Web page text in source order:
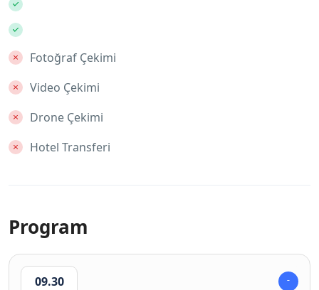
Fotoğraf Çekimi
Video Çekimi
Drone Çekimi
Hotel Transferi
Program
09.30